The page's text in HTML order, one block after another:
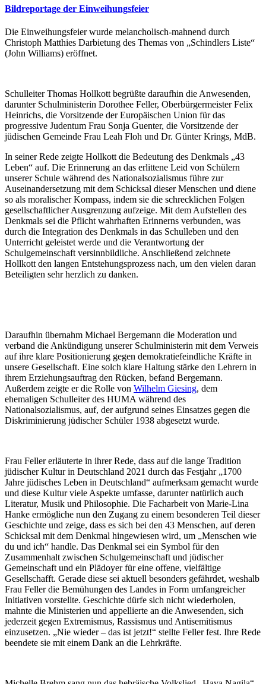
Bildreportage der Einweihungsfeier
Die Einweihungsfeier wurde melancholisch-mahnend durch
Christoph Matthies Darbietung des Themas von „Schindlers Liste“
(John Williams) eröffnet.
Schulleiter Thomas Hollkott begrüßte daraufhin die Anwesenden,
darunter Schulministerin Dorothee Feller, Oberbürgermeister Felix
Heinrichs, die Vorsitzende der Europäischen Union für das
progressive Judentum Frau Sonja Guenter, die Vorsitzende der
jüdischen Gemeinde Frau Leah Floh und Dr. Günter Krings, MdB.
In seiner Rede zeigte Hollkott die Bedeutung des Denkmals „43
Leben“ auf. Die Erinnerung an das erlittene Leid von Schülern
unserer Schule während des Nationalsozialismus führe zur
Auseinandersetzung mit dem Schicksal dieser Menschen und diene
so als moralischer Kompass, indem sie die schrecklichen Folgen
gesellschaftlicher Ausgrenzung aufzeige. Mit dem Aufstellen des
Denkmals sei die Pflicht wahrhaften Erinnerns verbunden, was
durch die Integration des Denkmals in das Schulleben und den
Unterricht geleistet werde und die Verantwortung der
Schulgemeinschaft versinnbildliche. Anschließend zeichnete
Hollkott den langen Entstehungsprozess nach, um den vielen daran
Beteiligten sehr herzlich zu danken.
Daraufhin übernahm Michael Bergemann die Moderation und
verband die Ankündigung unserer Schulministerin mit dem Verweis
auf ihre klare Positionierung gegen demokratiefeindliche Kräfte in
unsere Gesellschaft. Eine solch klare Haltung stärke den Lehrern in
ihrem Erziehungsauftrag den Rücken, befand Bergemann.
Außerdem zeigte er die Rolle von Wilhelm Giesing, dem
ehemaligen Schulleiter des HUMA während des
Nationalsozialismus, auf, der aufgrund seines Einsatzes gegen die
Diskriminierung jüdischer Schüler 1938 abgesetzt wurde.
Frau Feller erläuterte in ihrer Rede, dass auf die lange Tradition
jüdischer Kultur in Deutschland 2021 durch das Festjahr „1700
Jahre jüdisches Leben in Deutschland“ aufmerksam gemacht wurde
und diese Kultur viele Aspekte umfasse, darunter natürlich auch
Literatur, Musik und Philosophie. Die Facharbeit von Marie-Lina
Hanke ermögliche nun den Zugang zu einem besonderen Teil dieser
Geschichte und zeige, dass es sich bei den 43 Menschen, auf deren
Schicksal mit dem Denkmal hingewiesen wird, um „Menschen wie
du und ich“ handle. Das Denkmal sei ein Symbol für den
Zusammenhalt zwischen Schulgemeinschaft und jüdischer
Gemeinschaft und ein Plädoyer für eine offene, vielfältige
Gesellschafft. Gerade diese sei aktuell besonders gefährdet, weshalb
Frau Feller die Bemühungen des Landes in Form umfangreicher
Initiativen vorstellte. Geschichte dürfe sich nicht wiederholen,
mahnte die Ministerien und appellierte an die Anwesenden, sich
jederzeit gegen Extremismus, Rassismus und Antisemitismus
einzusetzen. „Nie wieder – das ist jetzt!“ stellte Feller fest. Ihre Rede
beendete sie mit einem Dank an die Lehrkräfte.